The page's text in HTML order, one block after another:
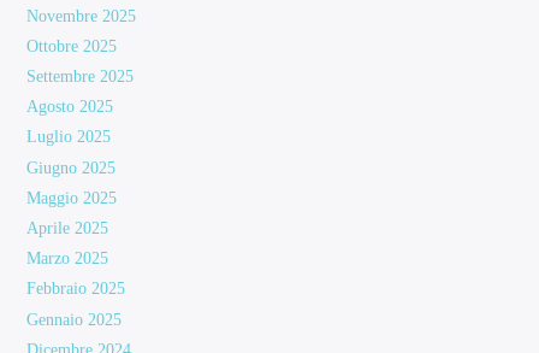
Novembre 2025
Ottobre 2025
Settembre 2025
Agosto 2025
Luglio 2025
Giugno 2025
Maggio 2025
Aprile 2025
Marzo 2025
Febbraio 2025
Gennaio 2025